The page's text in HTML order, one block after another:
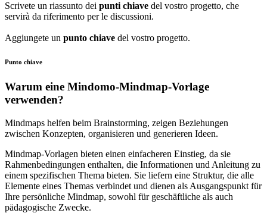
Scrivete un riassunto dei punti chiave del vostro progetto, che
servirà da riferimento per le discussioni.
Aggiungete un punto chiave del vostro progetto.
Punto chiave
Warum eine Mindomo-Mindmap-Vorlage
verwenden?
Mindmaps helfen beim Brainstorming, zeigen Beziehungen
zwischen Konzepten, organisieren und generieren Ideen.
Mindmap-Vorlagen bieten einen einfacheren Einstieg, da sie
Rahmenbedingungen enthalten, die Informationen und Anleitung zu
einem spezifischen Thema bieten. Sie liefern eine Struktur, die alle
Elemente eines Themas verbindet und dienen als Ausgangspunkt für
Ihre persönliche Mindmap, sowohl für geschäftliche als auch
pädagogische Zwecke.